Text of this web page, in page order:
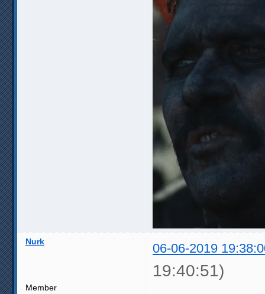
Nurk 06-06-2019
19:40:51)
Member